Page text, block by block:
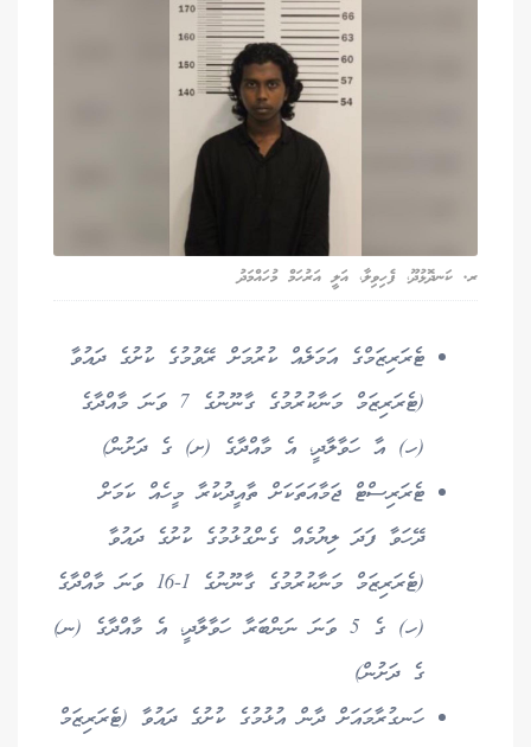
ރ. ކަނދޮޅުދޫ، ފެހިވިލާ، އަލީ އަރުހަމް މުހައްމަދު
ޓެރަރިޒަމްގެ އަމަލެއް ކުރުމަށް ރޭވުމުގެ ކުށުގެ ދައުވާ
(ޓެރަރިޒަމް މަނާކުރުމުގެ ގާނޫނުގެ 7 ވަނަ މާއްދާގެ
(ހ) އާ ހަވާލާދީ، އެ މާއްދާގެ (ށ) ގެ ދަށުން)
ޓެރަރިސްޓް ޖަމާއަތަކަށް ތާއީދުކުރާ މީހެއް ކަމަށް
ދޭހަވާ ފަދަ ލިޔުމެއް ގެންގުޅުމުގެ ކުށުގެ ދައުވާ
(ޓެރަރިޒަމް މަނާކުރުމުގެ ގާނޫނުގެ 1-16 ވަނަ މާއްދާގެ
(ހ) ގެ 5 ވަނަ ނަންބަރާ ހަވާލާދީ، އެ މާއްދާގެ (ނ)
ގެ ދަށުން)
ހަނގުރާމައަށް ދާން އުޅުމުގެ ކުށުގެ ދައުވާ (ޓެރަރިޒަމް